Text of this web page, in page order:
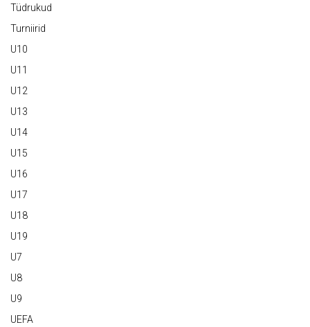
Tüdrukud
Turniirid
U10
U11
U12
U13
U14
U15
U16
U17
U18
U19
U7
U8
U9
UEFA